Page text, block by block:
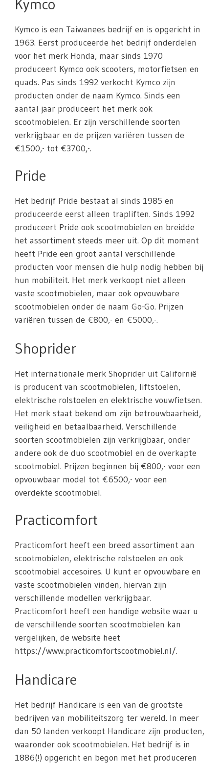
Kymco
Kymco is een Taiwanees bedrijf en is opgericht in
1963. Eerst produceerde het bedrijf onderdelen
voor het merk Honda, maar sinds 1970
produceert Kymco ook scooters, motorfietsen en
quads. Pas sinds 1992 verkocht Kymco zijn
producten onder de naam Kymco. Sinds een
aantal jaar produceert het merk ook
scootmobielen. Er zijn verschillende soorten
verkrijgbaar en de prijzen variëren tussen de
€1500,- tot €3700,-.
Pride
Het bedrijf Pride bestaat al sinds 1985 en
produceerde eerst alleen trapliften. Sinds 1992
produceert Pride ook scootmobielen en breidde
het assortiment steeds meer uit. Op dit moment
heeft Pride een groot aantal verschillende
producten voor mensen die hulp nodig hebben bij
hun mobiliteit. Het merk verkoopt niet alleen
vaste scootmobielen, maar ook opvouwbare
scootmobielen onder de naam Go-Go. Prijzen
variëren tussen de €800,- en €5000,-.
Shoprider
Het internationale merk Shoprider uit Californië
is producent van scootmobielen, liftstoelen,
elektrische rolstoelen en elektrische vouwfietsen.
Het merk staat bekend om zijn betrouwbaarheid,
veiligheid en betaalbaarheid. Verschillende
soorten scootmobielen zijn verkrijgbaar, onder
andere ook de duo scootmobiel en de overkapte
scootmobiel. Prijzen beginnen bij €800,- voor een
opvouwbaar model tot €6500,- voor een
overdekte scootmobiel.
Practicomfort
Practicomfort heeft een breed assortiment aan
scootmobielen, elektrische rolstoelen en ook
scootmobiel accesoires. U kunt er opvouwbare en
vaste scootmobielen vinden, hiervan zijn
verschillende modellen verkrijgbaar.
Practicomfort heeft een handige website waar u
de verschillende soorten scootmobielen kan
vergelijken, de website heet
https://www.practicomfortscootmobiel.nl/.
Handicare
Het bedrijf Handicare is een van de grootste
bedrijven van mobiliteitszorg ter wereld. In meer
dan 50 landen verkoopt Handicare zijn producten,
waaronder ook scootmobielen. Het bedrijf is in
1886(!) opgericht en begon met het produceren